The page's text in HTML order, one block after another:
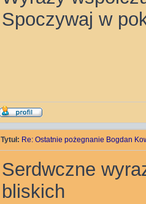
Spoczywaj w
Tytuł: Re: Ostatnie pożegnanie Bogdan
Serdwczne
bliskich